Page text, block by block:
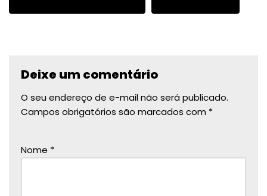
Deixe um comentário
O seu endereço de e-mail não será publicado.
Campos obrigatórios são marcados com *
Nome *